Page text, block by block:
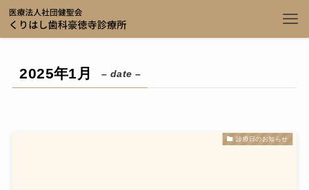
2025年1月 – date –
診療日のお知らせ